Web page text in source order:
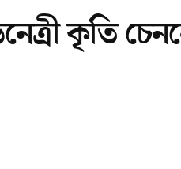
কৃতি